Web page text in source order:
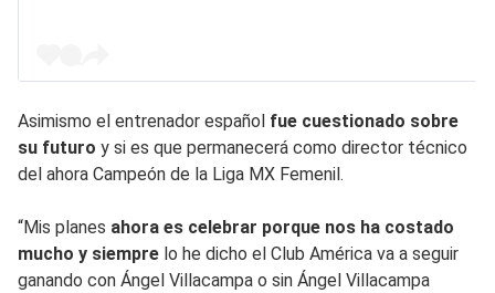
Asimismo el entrenador español fue cuestionado sobre
su futuro y si es que permanecerá como director técnico
del ahora Campeón de la Liga MX Femenil.
“Mis planes ahora es celebrar porque nos ha costado
mucho y siempre lo he dicho el Club América va a seguir
ganando con Ángel Villacampa o sin Ángel Villacampa